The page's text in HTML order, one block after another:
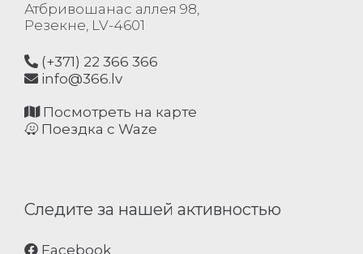
Атбривошанас аллея 98,
Резекне, LV-4601
(+371) 22 366 366
info@366.lv
Посмотреть на карте
Поездка с Waze
Следите за нашей активностью
Facebook